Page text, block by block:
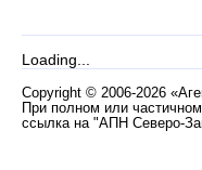
Loading...
Copyright © 2006-2026
При полном или
ссылка на "АПН Северо-